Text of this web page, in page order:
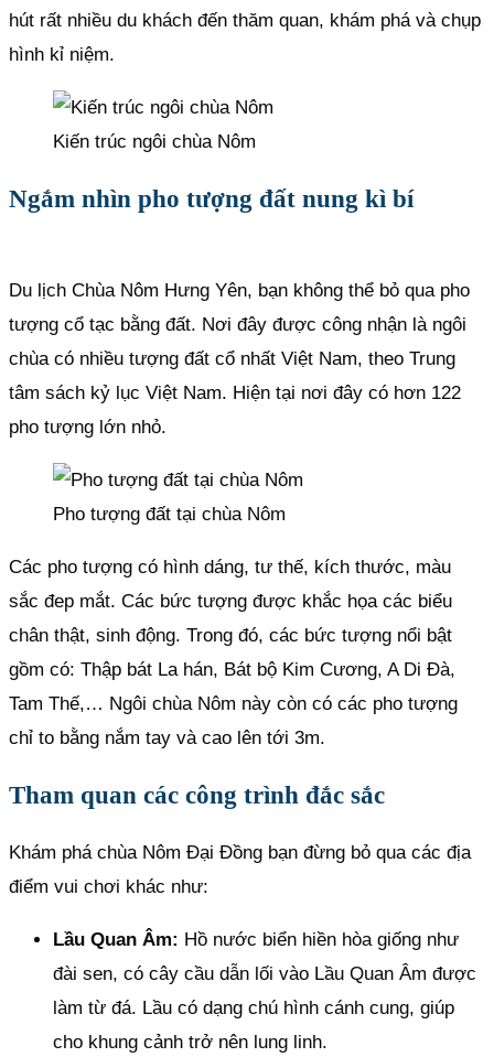
hút rất nhiều du khách đến thăm quan, khám phá và chụp
hình kỉ niệm.
Kiến trúc ngôi chùa Nôm
Ngắm nhìn pho tượng đất nung kì bí
Du lịch Chùa Nôm Hưng Yên, bạn không thể bỏ qua pho
tượng cổ tạc bằng đất. Nơi đây được công nhận là ngôi
chùa có nhiều tượng đất cổ nhất Việt Nam, theo Trung
tâm sách kỷ lục Việt Nam. Hiện tại nơi đây có hơn 122
pho tượng lớn nhỏ.
Pho tượng đất tại chùa Nôm
Các pho tượng có hình dáng, tư thế, kích thước, màu
sắc đep mắt. Các bức tượng được khắc họa các biểu
chân thật, sinh động. Trong đó, các bức tượng nổi bật
gồm có: Thập bát La hán, Bát bộ Kim Cương, A Di Đà,
Tam Thế,… Ngôi chùa Nôm này còn có các pho tượng
chỉ to bằng nắm tay và cao lên tới 3m.
Tham quan các công trình đắc sắc
Khám phá chùa Nôm Đại Đồng bạn đừng bỏ qua các địa
điểm vui chơi khác như:
Lầu Quan Âm: Hồ nước biển hiền hòa giống như
đài sen, có cây cầu dẫn lối vào Lầu Quan Âm được
làm từ đá. Lầu có dạng chú hình cánh cung, giúp
cho khung cảnh trở nên lung linh.